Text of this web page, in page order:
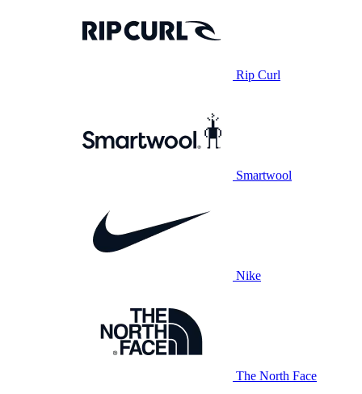
Rip Curl
Smartwool
Nike
The North Face